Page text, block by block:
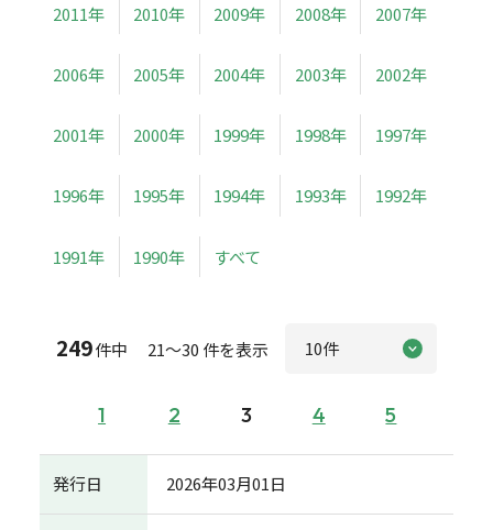
2011年 2010年 2009年 2008年 2007年
2006年 2005年 2004年 2003年 2002年
2001年 2000年 1999年 1998年 1997年
1996年 1995年 1994年 1993年 1992年
1991年 1990年 すべて
249件中 21～30 件を表示
1 2 3 4 5
発行日 2026年03月01日